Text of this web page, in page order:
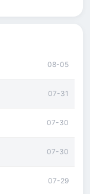
08-05
07-31
07-30
07-30
07-29